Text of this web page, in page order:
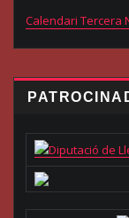
Calendari Tercera